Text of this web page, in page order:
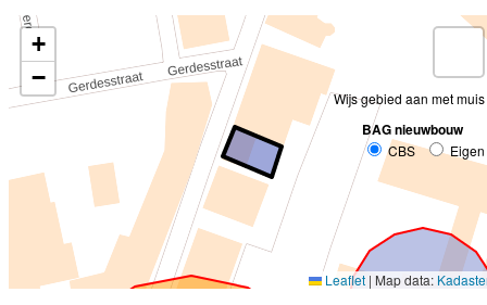
+
−
Wijs gebied aan met muis
BAG nieuwbouw
CBS Eigen
Leaflet | Map data: